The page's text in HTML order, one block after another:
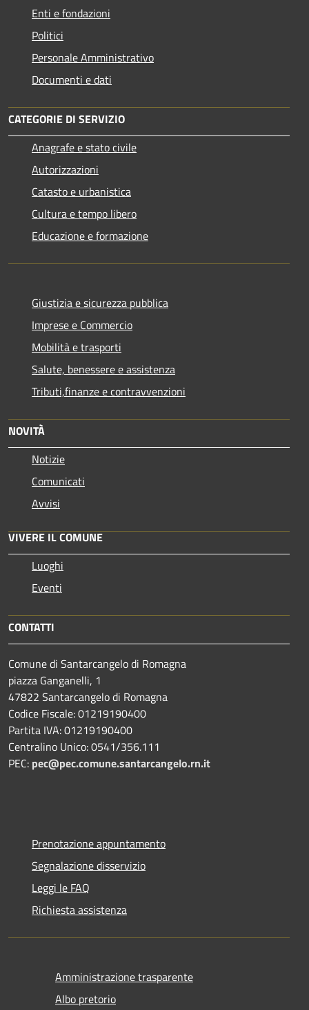
Enti e fondazioni
Politici
Personale Amministrativo
Documenti e dati
CATEGORIE DI SERVIZIO
Anagrafe e stato civile
Autorizzazioni
Catasto e urbanistica
Cultura e tempo libero
Educazione e formazione
Giustizia e sicurezza pubblica
Imprese e Commercio
Mobilità e trasporti
Salute, benessere e assistenza
Tributi,finanze e contravvenzioni
NOVITÀ
Notizie
Comunicati
Avvisi
VIVERE IL COMUNE
Luoghi
Eventi
CONTATTI
Comune di Santarcangelo di Romagna
piazza Ganganelli, 1
47822 Santarcangelo di Romagna
Codice Fiscale: 01219190400
Partita IVA: 01219190400
Centralino Unico: 0541/356.111
PEC: pec@pec.comune.santarcangelo.rn.it
Prenotazione appuntamento
Segnalazione disservizio
Leggi le FAQ
Richiesta assistenza
Amministrazione trasparente
Albo pretorio